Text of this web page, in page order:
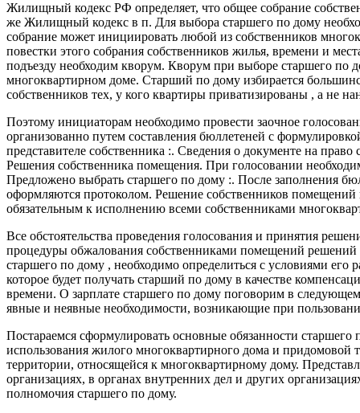
Жилищный кодекс РФ определяет, что общее собрание
же Жилищный кодекс в п. Для выбора старшего по дому
собрание может инициировать любой из собственников
повестки этого собрания собственников жилья, времени и
подъезду необходим кворум. Кворум при выборе старшего по
многоквартирном доме. Старший по дому избирается
собственников тех, у кого квартиры приватизированы , а не
Поэтому инициаторам необходимо провести заочное
организованно путем составления бюллетеней с
представителе собственника :. Сведения о документе на
Решения собственника помещения. При голосовании
Предложено выбрать старшего по дому :. После заполнения
оформляются протоколом. Решение собственников помещений
обязательным к исполнению всеми собственниками
Все обстоятельства проведения голосования и принятия
процедуры обжалования собственниками помещений решений
старшего по дому , необходимо определиться с условиями
которое будет получать старший по дому в качестве
времени. О зарплате старшего по дому поговорим в
явные и неявные необходимости, возникающие при
Постараемся сформулировать основные обязанности
использования жилого многоквартирного дома и придомовой
территории, относящейся к многоквартирному дому.
организациях, в органах внутренних дел и других
полномочия старшего по дому.